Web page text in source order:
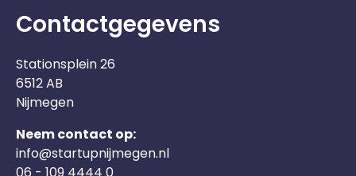
Contactgegevens
Stationsplein 26
6512 AB
Nijmegen
Neem contact op:
info@startupnijmegen.nl
06 - 109 4444 0